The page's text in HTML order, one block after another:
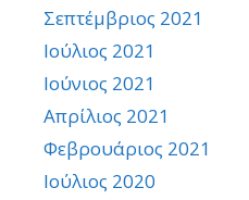
Σεπτέμβριος 2021
Ιούλιος 2021
Ιούνιος 2021
Απρίλιος 2021
Φεβρουάριος 2021
Ιούλιος 2020